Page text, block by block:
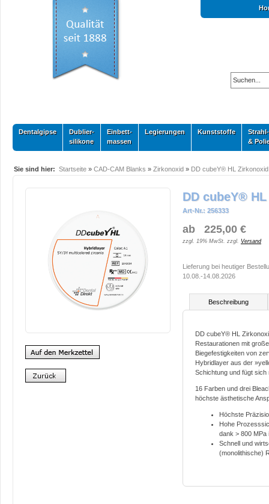
Dentalgipse
Dublier-
silikone
Einbett-
massen
Legierungen Kunststoffe
Strahl-
&
Sie sind hier: Startseite » CAD-CAM Blanks » Zirkonoxid » DD cubeY® HL Zirkonoxid
DD cubeY®
Art-Nr.: 256333
ab 225,00 €
zzgl. 19% MwSt. zzgl. Versand
Lieferung bei heutiger
10.08.-14.08.2026
Beschreibung
DD cubeY® HL
Restaurationen mit
Biegefestigkeiten von
Hybridlayer aus der
Schichtung und fügt sich
16 Farben und drei
höchste ästhetische
Höchste
Hohe
dank > 800 MPa
Schnell und
(monolithische)